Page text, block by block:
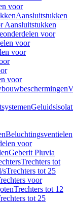
voor
Aansluitstukken
Aansluitstukken
voor
voor
voor
voor
Beluchtingsventielen
voor
Geberit Pluvia
Trechters tot
sTrechters tot 25
voor
Trechters tot 12
tot 25